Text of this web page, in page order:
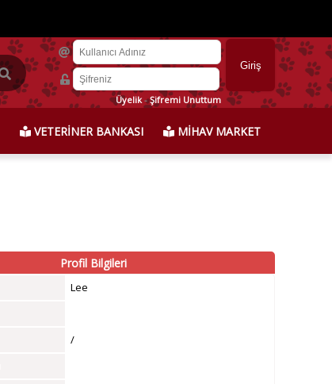
Üyelik-Şifremi Unuttum
VETERİNER BANKASI MİHAV MARKET
Profil Bilgileri
Lee
/